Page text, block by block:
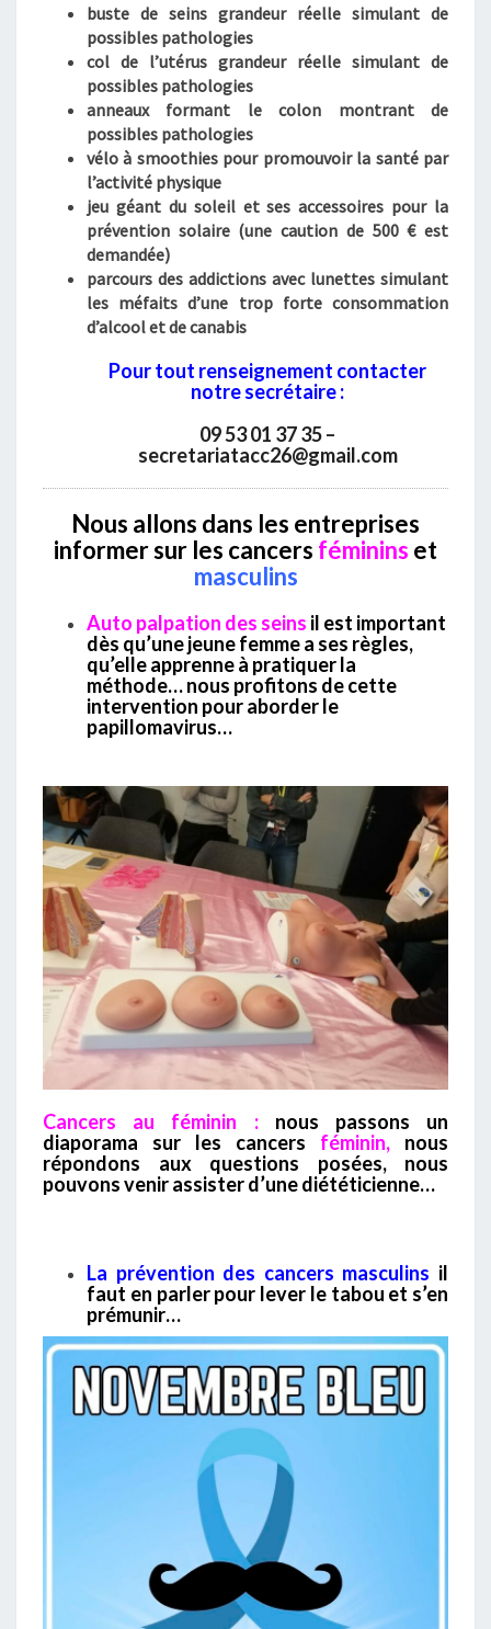
buste de seins grandeur réelle simulant de
possibles pathologies
col de l’utérus grandeur réelle simulant de
possibles pathologies
anneaux formant le colon montrant de
possibles pathologies
vélo à smoothies pour promouvoir la santé par
l’activité physique
jeu géant du soleil et ses accessoires pour la
prévention solaire (une caution de 500 € est
demandée)
parcours des addictions avec lunettes simulant
les méfaits d’une trop forte consommation
d’alcool et de canabis
Pour tout renseignement contacter
notre secrétaire :
09 53 01 37 35 –
secretariatacc26@gmail.com
Nous allons dans les entreprises
informer sur les cancers féminins et
masculins
Auto palpation des seins il est important
dès qu’une jeune femme a ses règles,
qu’elle apprenne à pratiquer la
méthode… nous profitons de cette
intervention pour aborder le
papillomavirus…
Cancers au féminin : nous passons un
diaporama sur les cancers féminin, nous
répondons aux questions posées, nous
pouvons venir assister d’une diététicienne…
La prévention des cancers masculins il
faut en parler pour lever le tabou et s’en
prémunir…